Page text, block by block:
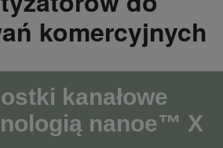
komercyjnych
kanałowe
nanoe™ X